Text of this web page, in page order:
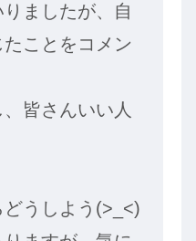
ましたが、自
ことをコメン
皆さんいい人
うしよう(>_<)